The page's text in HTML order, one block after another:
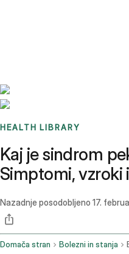
HEALTH LIBRARY
Kaj je sindrom
Simptomi, vzroki
Nazadnje posodobljeno 17.
Domača stran Bolezni in stanja